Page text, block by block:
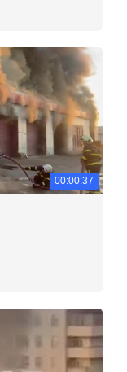
00:00:37